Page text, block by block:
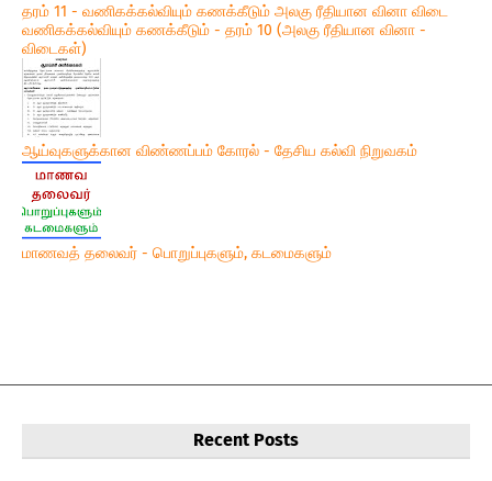
தரம் 11 - வணிகக்கல்வியும் கணக்கீடும் அலகு ரீதியான வினா விடை
வணிகக்கல்வியும் கணக்கீடும் - தரம் 10 (அலகு ரீதியான வினா -
விடைகள்)
ஆய்வுகளுக்கான விண்ணப்பம் கோரல் - தேசிய கல்வி நிறுவகம்
மாணவத் தலைவர் - பொறுப்புகளும், கடமைகளும்
Recent Posts